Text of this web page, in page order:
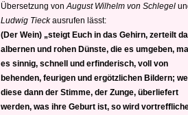
Übersetzung von August Wilhelm von Schlegel
Ludwig Tieckausrufen lässt:
(Der Wein) „steigt Euch in das Gehirn, zerteilt
albernen und rohen Dünste, die es umgeben,
es sinnig, schnell und erfinderisch, voll von
behenden, feurigen und ergötzlichen Bildern;
diese dann der Stimme, der Zunge, überliefert
werden, was ihre Geburt ist, so wird